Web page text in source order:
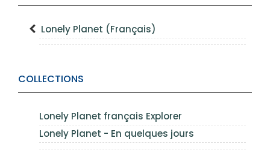
Lonely Planet (Français)
COLLECTIONS
Lonely Planet français Explorer
Lonely Planet - En quelques jours